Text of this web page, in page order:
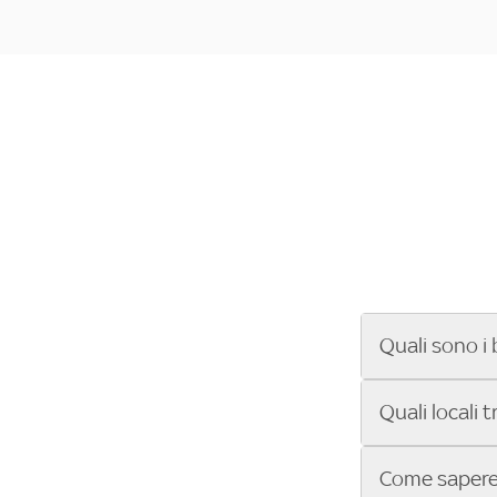
Quali sono i
Se cerchi un
ENILIVE, la
Sky Bar ti
Quali locali
Vuoi sapere
Come